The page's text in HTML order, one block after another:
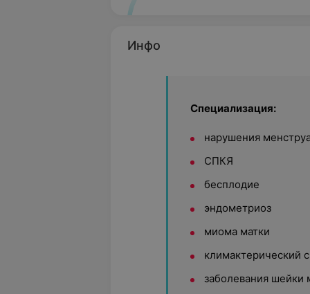
Инфо
Специализация:
нарушения
СПКЯ
бесплодие
эндометриоз
миома матки
климактерический
заболевания шейки